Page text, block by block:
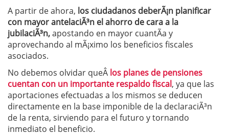
A partir de ahora, los ciudadanos deberÃ¡n planificar
con mayor antelaciÃ³n el ahorro de cara a la
jubilaciÃ³n,apostando en mayor cuantÃ­a y
aprovechando al mÃ¡ximo los beneficios fiscales
asociados.
No debemos olvidar queÂ los planes de pensiones
cuentan con un importante respaldo fiscal, ya que las
aportaciones efectuadas a los mismos se deducen
directamente en la base imponible de la declaraciÃ³n
de la renta, sirviendo para el futuro y tornando
inmediato el beneficio.